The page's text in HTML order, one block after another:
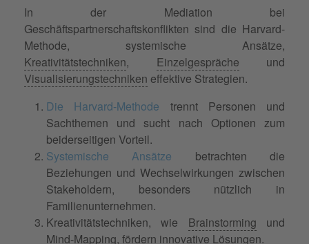
In der Mediation bei
Geschäftspartnerschaftskonflikten sind die Harvard-
Methode, systemische Ansätze,
Kreativitätstechniken, Einzelgespräche und
Visualisierungstechniken effektive Strategien.
Die Harvard-Methode trennt Personen und
Sachthemen und sucht nach Optionen zum
beiderseitigen Vorteil.
Systemische Ansätze betrachten die
Beziehungen und Wechselwirkungen zwischen
Stakeholdern, besonders nützlich in
Familienunternehmen.
Kreativitätstechniken, wie Brainstorming und
Mind-Mapping, fördern innovative Lösungen.